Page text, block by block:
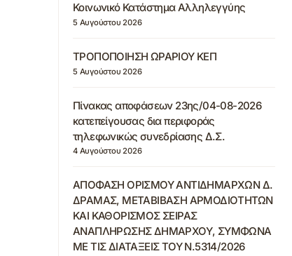
Κοινωνικό Κατάστημα Αλληλεγγύης
5 Αυγούστου 2026
ΤΡΟΠΟΠΟΙΗΣΗ ΩΡΑΡΙΟΥ ΚΕΠ
5 Αυγούστου 2026
Πίνακας αποφάσεων 23ης/04-08-2026
κατεπείγουσας δια περιφοράς
τηλεφωνικώς συνεδρίασης Δ.Σ.
4 Αυγούστου 2026
ΑΠΟΦΑΣΗ ΟΡΙΣΜΟΥ ΑΝΤΙΔΗΜΑΡΧΩΝ Δ.
ΔΡΑΜΑΣ, ΜΕΤΑΒΙΒΑΣΗ ΑΡΜΟΔΙΟΤΗΤΩΝ
ΚΑΙ ΚΑΘΟΡΙΣΜΟΣ ΣΕΙΡΑΣ
ΑΝΑΠΛΗΡΩΣΗΣ ΔΗΜΑΡΧΟΥ, ΣΥΜΦΩΝΑ
ΜΕ ΤΙΣ ΔΙΑΤΑΞΕΙΣ ΤΟΥ Ν.5314/2026